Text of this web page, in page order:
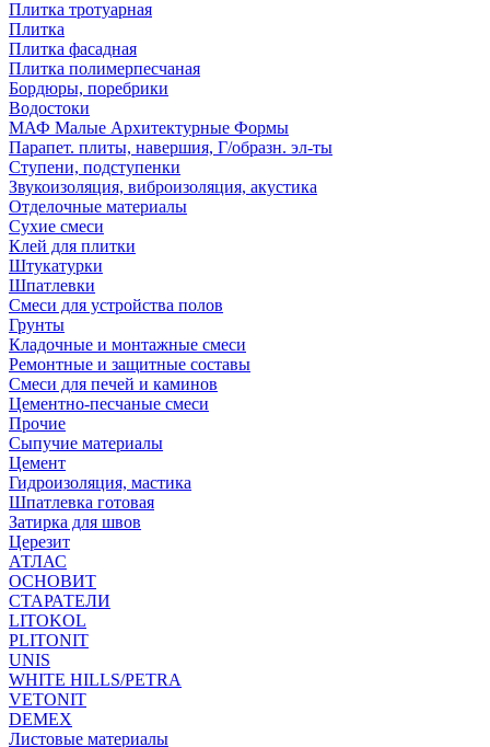
Плитка тротуарная
Плитка
Плитка фасадная
Плитка полимерпесчаная
Бордюры, поребрики
Водостоки
МАФ Малые Архитектурные Формы
Парапет. плиты, навершия, Г/образн. эл-ты
Ступени, подступенки
Звукоизоляция, виброизоляция, акустика
Отделочные материалы
Сухие смеси
Клей для плитки
Штукатурки
Шпатлевки
Смеси для устройства полов
Грунты
Кладочные и монтажные смеси
Ремонтные и защитные составы
Смеси для печей и каминов
Цементно-песчаные смеси
Прочие
Сыпучие материалы
Цемент
Гидроизоляция, мастика
Шпатлевка готовая
Затирка для швов
Церезит
АТЛАС
ОСНОВИТ
СТАРАТЕЛИ
LITOKOL
PLITONIT
UNIS
WHITE HILLS/PETRA
VETONIT
DEMEX
Листовые материалы